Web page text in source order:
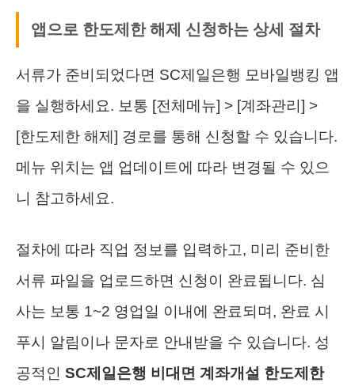
앱으로 한도제한 해제 신청하는 상세 절차
서류가 준비되었다면 SC제일은행 모바일뱅킹 앱
을 실행하세요. 보통 [전체메뉴] > [계좌관리] >
[한도제한 해제] 경로를 통해 신청할 수 있습니다.
메뉴 위치는 앱 업데이트에 따라 변경될 수 있으
니 참고하세요.
절차에 따라 직업 정보를 입력하고, 미리 준비한
서류 파일을 업로드하면 신청이 완료됩니다. 심
사는 보통 1~2 영업일 이내에 완료되며, 완료 시
푸시 알림이나 문자로 안내받을 수 있습니다. 성
공적인 SC제일은행 비대면 계좌개설 한도제한